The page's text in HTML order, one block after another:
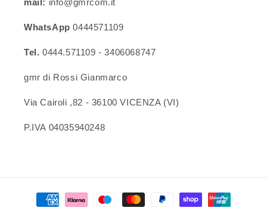
mail: info@gmrcom.it
WhatsApp0444571109
Tel. 0444.571109 - 3406068747
gmr di Rossi Gianmarco
Via Cairoli ,82 - 36100 VICENZA (VI)
P.IVA 04035940248
Metodi